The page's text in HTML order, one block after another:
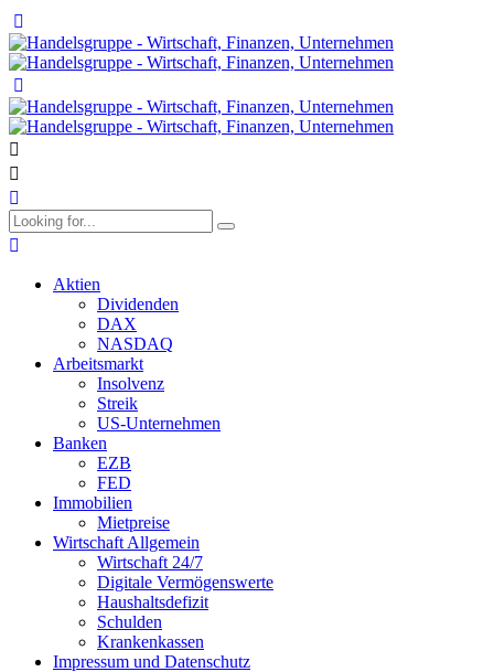
Aktien
Dividenden
DAX
NASDAQ
Arbeitsmarkt
Insolvenz
Streik
US-Unternehmen
Banken
EZB
FED
Immobilien
Mietpreise
Wirtschaft Allgemein
Wirtschaft 24/7
Digitale Vermögenswerte
Haushaltsdefizit
Schulden
Krankenkassen
Impressum und Datenschutz